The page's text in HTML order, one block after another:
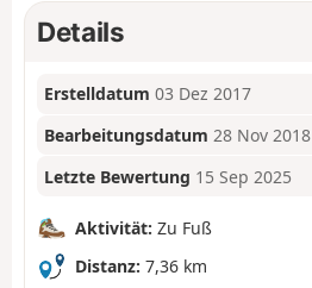
Details
Erstelldatum 03 Dez 2017
Bearbeitungsdatum 28 Nov 2018
Letzte Bewertung 15 Sep 2025
Aktivität: Zu Fuß
Distanz: 7,36 km